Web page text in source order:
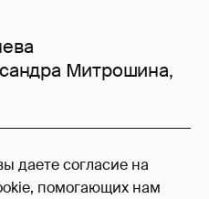
даете согласие на
помогающих нам
Митрошина,
читать и